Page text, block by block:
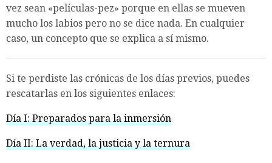
vez sean «películas-pez» porque en ellas se mueven
mucho los labios pero no se dice nada. En cualquier
caso, un concepto que se explica a sí mismo.
Si te perdiste las crónicas de los días previos, puedes
rescatarlas en los siguientes enlaces:
Día I: Preparados para la inmersión
Día II: La verdad, la justicia y la ternura